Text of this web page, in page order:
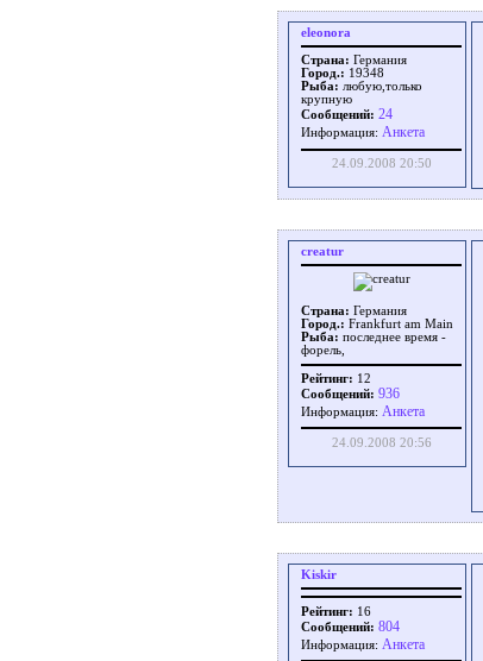
eleonora
Страна: Германия
Город.: 19348
Рыба: любую,только
крупную
Сообщений: 24
Информация: Aнкета
24.09.2008 20:50
creatur
Страна: Германия
Город.: Frankfurt am Main
Рыба: последнее время -
форель,
Рейтинг: 12
Сообщений: 936
Информация: Aнкета
24.09.2008 20:56
Kiskir
Рейтинг: 16
Сообщений: 804
Информация: Aнкета